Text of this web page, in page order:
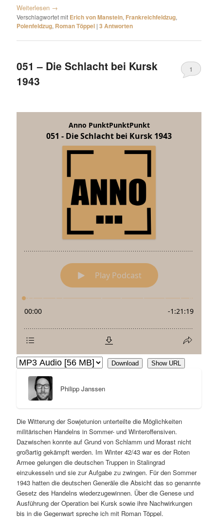
Weiterlesen →
Verschlagwortet mit Erich von Manstein, Frankreichfeldzug,
Polenfeldzug, Roman Töppel |3 Antworten
051 – Die Schlacht bei Kursk
1943
1
Download Show URL
Philipp Janssen
Die Witterung der Sowjetunion unterteilte die Möglichkeiten
militärischen Handelns in Sommer- und Winteroffensiven.
Dazwischen konnte auf Grund von Schlamm und Morast nicht
großartig gekämpft werden. Im Winter 42/43 war es der Roten
Armee gelungen die deutschen Truppen in Stalingrad
einzukesseln und sie zur Aufgabe zu zwingen. Für den Sommer
1943 hatten die deutschen Generäle die Absicht das so genannte
Gesetz des Handelns wiederzugewinnen. Über die Genese und
Ausführung der Operation bei Kursk sowie ihre Nachwirkungen
bis in die Gegenwart spreche ich mit Roman Töppel.